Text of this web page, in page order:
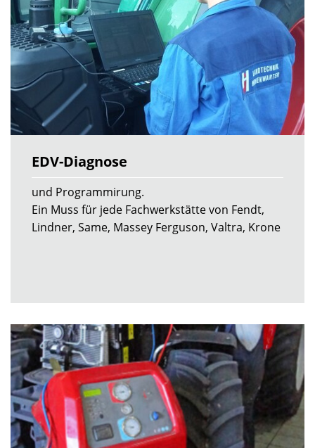
EDV-Diagnose
und Programmirung.
Ein Muss für jede Fachwerkstätte von Fendt,
Lindner, Same, Massey Ferguson, Valtra, Krone